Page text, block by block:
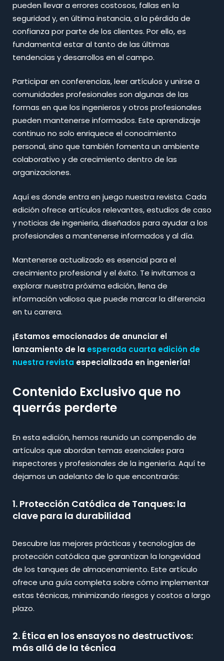
pueden llevar a errores costosos, fallas en la
seguridad y, en última instancia, a la pérdida de
confianza por parte de los clientes. Por ello, es
fundamental estar al tanto de las últimas
tendencias y desarrollos en el campo.
Participar en conferencias, leer artículos y unirse a
comunidades profesionales son algunas de las
formas en que los ingenieros y otros profesionales
pueden mantenerse informados. Este aprendizaje
continuo no solo enriquece el conocimiento
personal, sino que también fomenta un ambiente
colaborativo y de crecimiento dentro de las
organizaciones.
Aquí es donde entra en juego nuestra revista. Cada
edición ofrece artículos relevantes, estudios de caso
y noticias de ingenieria, diseñados para ayudar a los
profesionales a mantenerse informados y al día.
Mantenerse actualizado es esencial para el
crecimiento profesional y el éxito. Te invitamos a
explorar nuestra próxima edición, llena de
información valiosa que puede marcar la diferencia
en tu carrera.
¡Estamos emocionados de anunciar el
lanzamiento de la esperada cuarta edición de
nuestra revista especializada en ingeniería!
Contenido Exclusivo que no
querrás perderte
En esta edición, hemos reunido un compendio de
artículos que abordan temas esenciales para
inspectores y profesionales de la ingeniería. Aquí te
dejamos un adelanto de lo que encontrarás:
1. Protección Catódica de Tanques: la
clave para la durabilidad
Descubre las mejores prácticas y tecnologías de
protección catódica que garantizan la longevidad
de los tanques de almacenamiento. Este artículo
ofrece una guía completa sobre cómo implementar
estas técnicas, minimizando riesgos y costos a largo
plazo.
2. Ética en los ensayos no destructivos:
más allá de la técnica